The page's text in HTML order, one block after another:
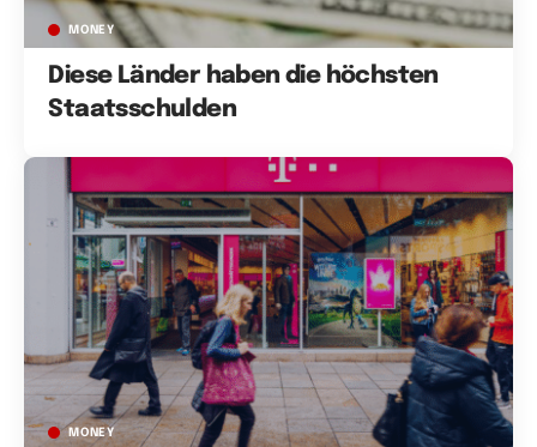
MONEY
Diese Länder haben die höchsten
Staatsschulden
MONEY